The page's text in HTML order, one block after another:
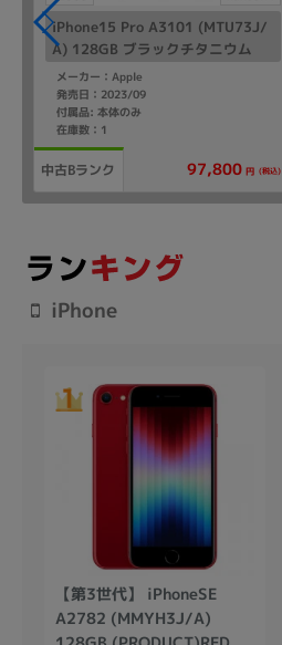
iPhone15 Pro A3101 (MTU73J/
A) 128GB ブラックチタニウム
【SoftBank版SIMフリー】
メーカー：Apple
発売日：2023/09
付属品: 本体のみ
在庫数：1
中古Bランク 97,800 円 (税込)
iPhone
【第3世代】 iPhoneSE
A2782 (MMYH3J/A)